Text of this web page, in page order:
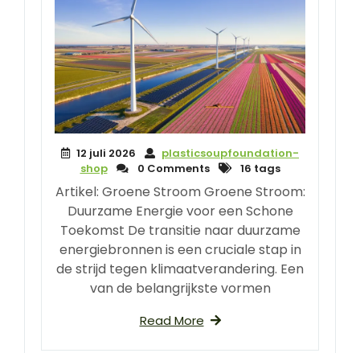
12 juli 2026
plasticsoupfoundation-
shop
0 Comments 16 tags
Artikel: Groene Stroom Groene Stroom:
Duurzame Energie voor een Schone
Toekomst De transitie naar duurzame
energiebronnen is een cruciale stap in
de strijd tegen klimaatverandering. Een
van de belangrijkste vormen
Read More